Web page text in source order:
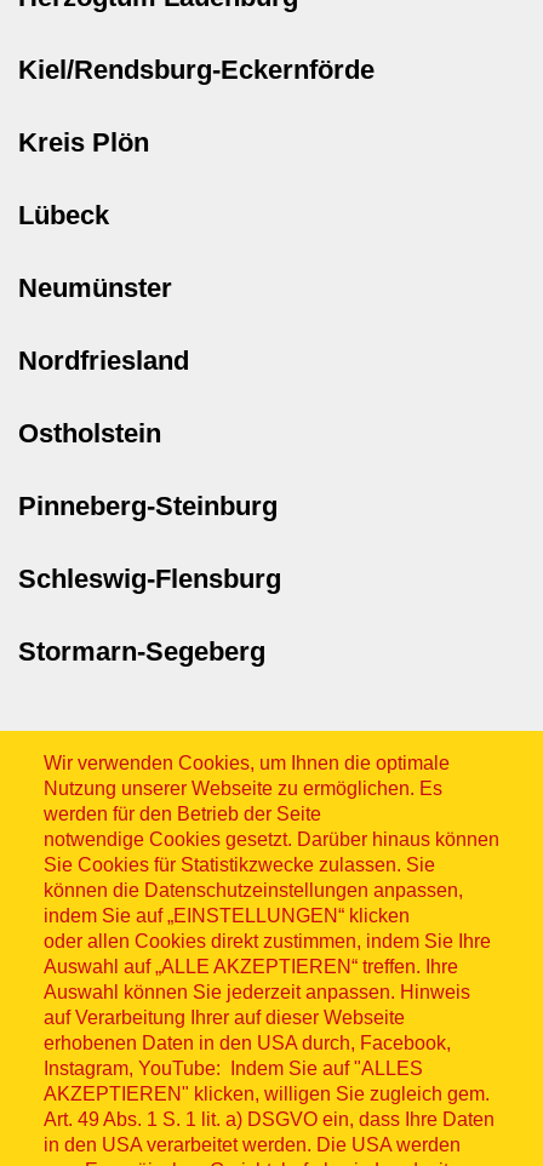
Kiel/Rendsburg-Eckernförde
Kreis Plön
Lübeck
Neumünster
Nordfriesland
Ostholstein
Pinneberg-Steinburg
Schleswig-Flensburg
Stormarn-Segeberg
Wir verwenden Cookies, um Ihnen die optimale
Nutzung unserer Webseite zu ermöglichen. Es
werden für den Betrieb der Seite
notwendige Cookies gesetzt. Darüber hinaus können
Sie Cookies für Statistikzwecke zulassen. Sie
können die Datenschutzeinstellungen anpassen,
indem Sie auf „EINSTELLUNGEN“ klicken
oder allen Cookies direkt zustimmen, indem Sie Ihre
Auswahl auf „ALLE AKZEPTIEREN“ treffen. Ihre
Auswahl können Sie jederzeit anpassen. Hinweis
auf Verarbeitung Ihrer auf dieser Webseite
erhobenen Daten in den USA durch, Facebook,
Instagram, YouTube: Indem Sie auf "ALLES
AKZEPTIEREN" klicken, willigen Sie zugleich gem.
Art. 49 Abs. 1 S. 1 lit. a) DSGVO ein, dass Ihre Daten
in den USA verarbeitet werden. Die USA werden
Sitemap
© ASB 2026
Fußzeilenmenü
Impressum
Datenschutz